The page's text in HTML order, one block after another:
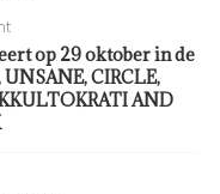
op 29 oktober in de
CIRCLE,
AND